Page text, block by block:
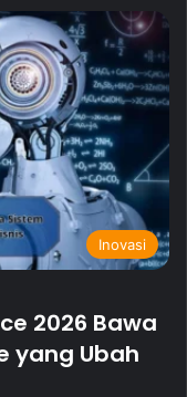
Inovasi
2026 Bawa
yang Ubah